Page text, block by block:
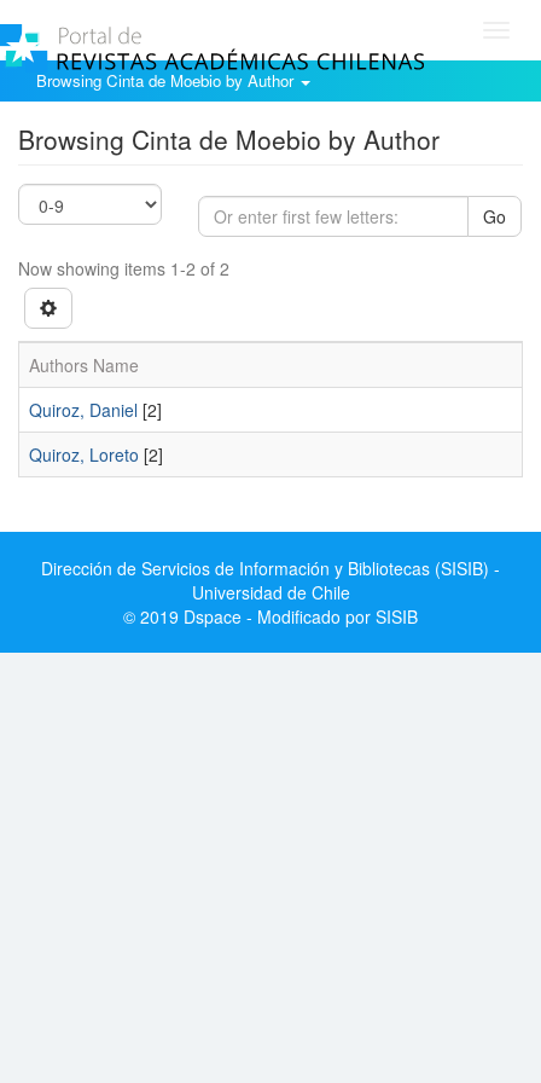
Browsing Cinta de Moebio by Author
Browsing Cinta de Moebio by Author
Go
Now showing items 1-2 of 2
Authors Name
Quiroz, Daniel [2]
Quiroz, Loreto [2]
Dirección de Servicios de Información y Bibliotecas (SISIB) -
Universidad de Chile
© 2019 Dspace - Modificado por SISIB